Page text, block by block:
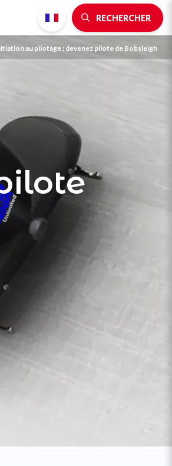
RECHERCHER
au pilotage : devenez pilote de Bobsleigh